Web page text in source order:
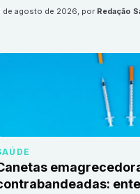
5 de agosto de 2026, por Redação